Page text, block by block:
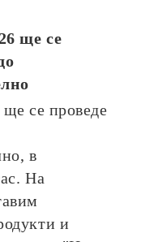
ще се
ще се проведе
в
На
и